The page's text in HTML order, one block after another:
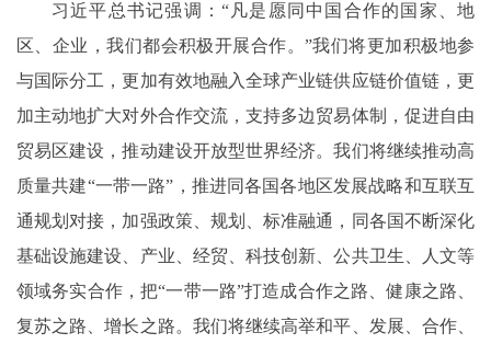
习近平总书记强调：“凡是愿同中国合作的国家、地
区、企业，我们都会积极开展合作。”我们将更加积极地参
与国际分工，更加有效地融入全球产业链供应链价值链，更
加主动地扩大对外合作交流，支持多边贸易体制，促进自由
贸易区建设，推动建设开放型世界经济。我们将继续推动高
质量共建“一带一路”，推进同各国各地区发展战略和互联互
通规划对接，加强政策、规划、标准融通，同各国不断深化
基础设施建设、产业、经贸、科技创新、公共卫生、人文等
领域务实合作，把“一带一路”打造成合作之路、健康之路、
复苏之路、增长之路。我们将继续高举和平、发展、合作、